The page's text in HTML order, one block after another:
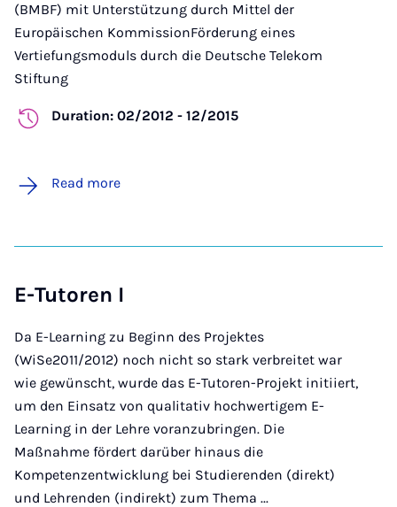
(BMBF) mit Unterstützung durch Mittel der
Europäischen KommissionFörderung eines
Vertiefungsmoduls durch die Deutsche Telekom
Stiftung
Duration: 02/2012 - 12/2015
Read more
E-Tutoren I
Da E-Learning zu Beginn des Projektes
(WiSe2011/2012) noch nicht so stark verbreitet war
wie gewünscht, wurde das E-Tutoren-Projekt initiiert,
um den Einsatz von qualitativ hochwertigem E-
Learning in der Lehre voranzubringen. Die
Maßnahme fördert darüber hinaus die
Kompetenzentwicklung bei Studierenden (direkt)
und Lehrenden (indirekt) zum Thema ...